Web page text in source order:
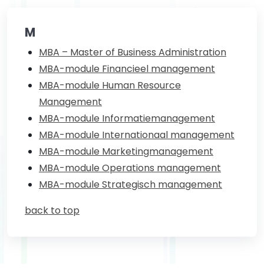
M
MBA – Master of Business Administration
MBA-module Financieel management
MBA-module Human Resource
Management
MBA-module Informatiemanagement
MBA-module Internationaal management
MBA-module Marketingmanagement
MBA-module Operations management
MBA-module Strategisch management
back to top